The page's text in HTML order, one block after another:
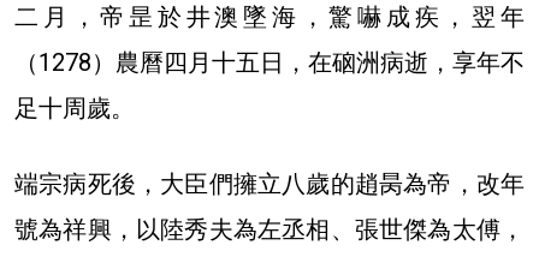
二月，帝昰於井澳墜海，驚嚇成疾，翌年
（1278）農曆四月十五日，在硇洲病逝，享年不
足十周歲。
端宗病死後，大臣們擁立八歲的趙昺為帝，改年
號為祥興，以陸秀夫為左丞相、張世傑為太傅，